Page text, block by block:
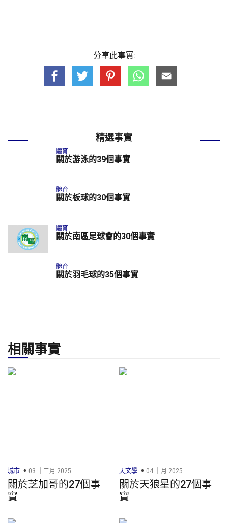
分享此事實:
精選事實
體育
關於游泳的39個事實
體育
關於板球的30個事實
體育
關於南區足球會的30個事實
體育
關於羽毛球的35個事實
相關事實
城市 03 十二月 2025
關於芝加哥的27個事
實
天文學 04 十月 2025
關於天狼星的27個事
實